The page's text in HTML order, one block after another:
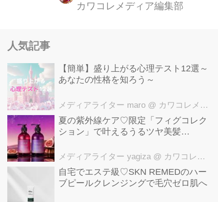
限定のディナーコースが登場しました
カワコレメディア編集部
人気記事
【簡単】盛り上がる心理テスト12選～
あなたの性格を知ろう～
メディアライター maro @ カワコレメディア編集部
夏の紫外線ケア♡限定「フィグコレク
ション」で叶えるうるツヤ美髪
メディアライター yagiza @ カワコレメディア編集部
自宅でエステ級♡SKN REMEDのハー
ブピールクレンジングで毛穴ゼロ肌へ